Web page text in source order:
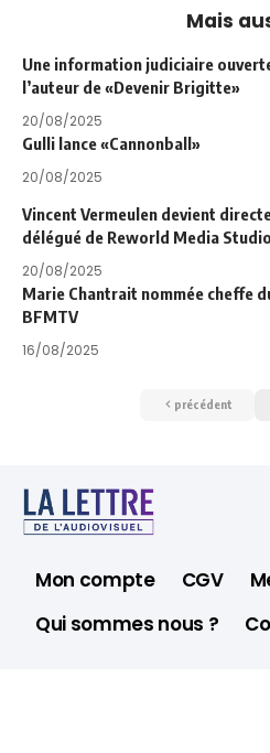
Mais
Une information judiciaire
l’auteur de «Devenir Brigitte»
20/08/2025
Gulli lance «Cannonball»
20/08/2025
Vincent Vermeulen devient
délégué de Reworld Media Studio
20/08/2025
Marie Chantrait nommée cheffe
BFMTV
16/08/2025
précédent
Mon compte CGV
Qui sommes nous ?